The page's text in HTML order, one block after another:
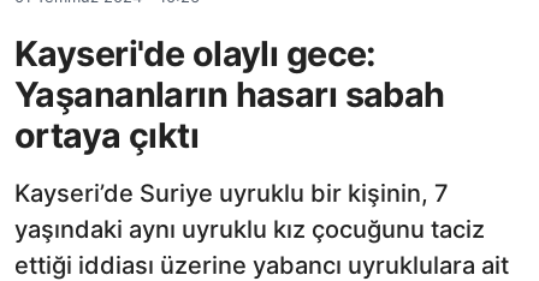
Kayseri'de olaylı gece:
Yaşananların hasarı sabah
ortaya çıktı
Kayseri’de Suriye uyruklu bir kişinin, 7
yaşındaki aynı uyruklu kız çocuğunu taciz
ettiği iddiası üzerine yabancı uyruklulara ait